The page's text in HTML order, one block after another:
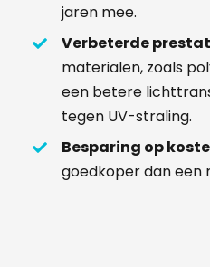
jaren mee.
Verbeterde
materialen, zoals
een betere
tegen UV-straling.
Besparing op
goedkoper dan een